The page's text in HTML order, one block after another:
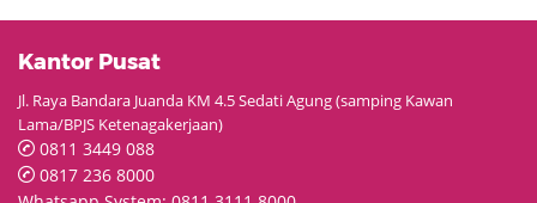
Kantor Pusat
Jl. Raya Bandara Juanda KM 4.5 Sedati Agung (samping Kawan
Lama/BPJS Ketenagakerjaan)
0811 3449 088
0817 236 8000